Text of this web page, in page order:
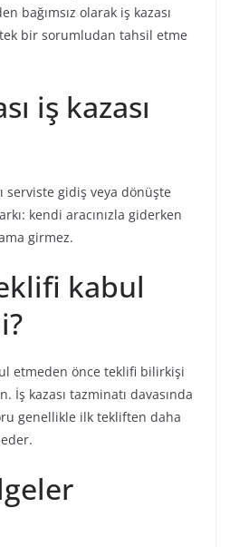
bağımsız olarak iş kazası
tek bir sorumludan tahsil etme
iş kazası
serviste gidiş veya dönüşte
kendi aracınızla giderken
girmez.
kabul
etmeden önce teklifi bilirkişi
İş kazası tazminatı davasında
genellikle ilk tekliften daha